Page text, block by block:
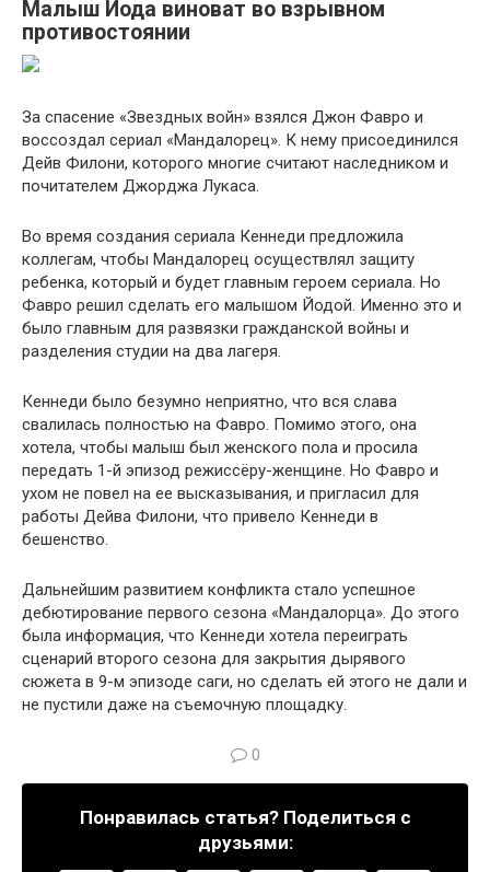
Малыш Йода виноват во взрывном
противостоянии
За спасение «Звездных войн» взялся Джон Фавро и
воссоздал сериал «Мандалорец». К нему присоединился
Дейв Филони, которого многие считают наследником и
почитателем Джорджа Лукаса.
Во время создания сериала Кеннеди предложила
коллегам, чтобы Мандалорец осуществлял защиту
ребенка, который и будет главным героем сериала. Но
Фавро решил сделать его малышом Йодой. Именно это и
было главным для развязки гражданской войны и
разделения студии на два лагеря.
Кеннеди было безумно неприятно, что вся слава
свалилась полностью на Фавро. Помимо этого, она
хотела, чтобы малыш был женского пола и просила
передать 1-й эпизод режиссёру-женщине. Но Фавро и
ухом не повел на ее высказывания, и пригласил для
работы Дейва Филони, что привело Кеннеди в
бешенство.
Дальнейшим развитием конфликта стало успешное
дебютирование первого сезона «Мандалорца». До этого
была информация, что Кеннеди хотела переиграть
сценарий второго сезона для закрытия дырявого
сюжета в 9-м эпизоде саги, но сделать ей этого не дали и
не пустили даже на съемочную площадку.
0
Понравилась статья? Поделиться с
друзьями: